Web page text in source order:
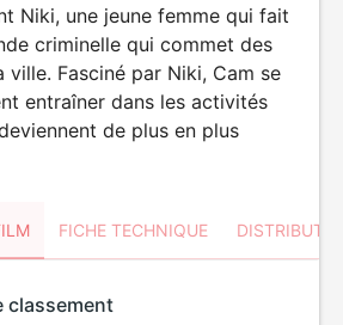
Niki, une jeune femme qui fait
criminelle qui commet des
ville. Fasciné par Niki, Cam se
entraîner dans les activités
de plus en plus
FICHE TECHNIQUE
classement